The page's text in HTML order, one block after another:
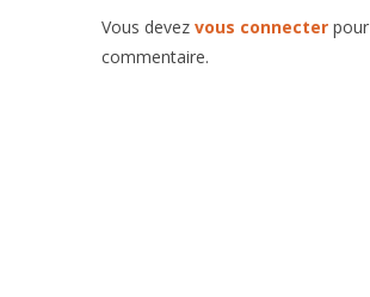
Vous devez vous connecterpour
commentaire.